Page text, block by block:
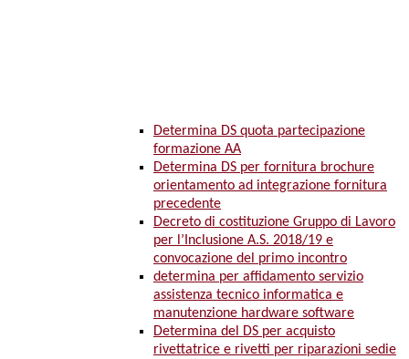
Determina DS quota partecipazione
formazione AA
Determina DS per fornitura brochure
orientamento ad integrazione fornitura
precedente
Decreto di costituzione Gruppo di Lavoro
per l’Inclusione A.S. 2018/19 e
convocazione del primo incontro
determina per affidamento servizio
assistenza tecnico informatica e
manutenzione hardware software
Determina del DS per acquisto
rivettatrice e rivetti per riparazioni sedie